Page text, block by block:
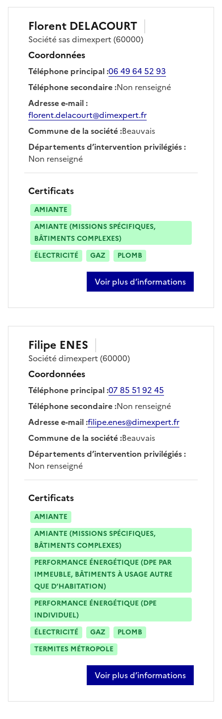
Florent DELACOURT
Sociétésas dimexpert (60000)
Coordonnées
Téléphone principal:06 49 64 52 93
Téléphone secondaire:Non renseigné
Adresse e-mail:
florent.delacourt@dimexpert.fr
Commune de la société:Beauvais
Départements d’intervention privilégiés:
Non renseigné
Certificats
AMIANTE
AMIANTE (MISSIONS SPÉCIFIQUES,
BÂTIMENTS COMPLEXES)
ÉLECTRICITÉ
GAZ PLOMB
Voir plus d’informations
sur florent delacourt
Filipe ENES
Sociétédimexpert (60000)
Coordonnées
Téléphone principal:07 85 51 92 45
Téléphone secondaire:Non renseigné
Adresse e-mail:filipe.enes@dimexpert.fr
Commune de la société:Beauvais
Départements d’intervention privilégiés:
Non renseigné
Certificats
AMIANTE
AMIANTE (MISSIONS SPÉCIFIQUES,
BÂTIMENTS COMPLEXES)
PERFORMANCE ÉNERGÉTIQUE (DPE PAR
IMMEUBLE, BÂTIMENTS À USAGE AUTRE
QUE D’HABITATION)
PERFORMANCE ÉNERGÉTIQUE (DPE
INDIVIDUEL)
ÉLECTRICITÉ
GAZ
PLOMB
TERMITES MÉTROPOLE
Voir plus d’informations
sur filipe enes